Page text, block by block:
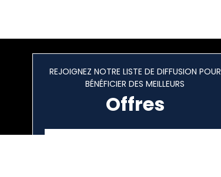
REJOIGNEZ NOTRE LISTE DE DIFFUSION POUR
BÉNÉFICIER DES MEILLEURS
Offres